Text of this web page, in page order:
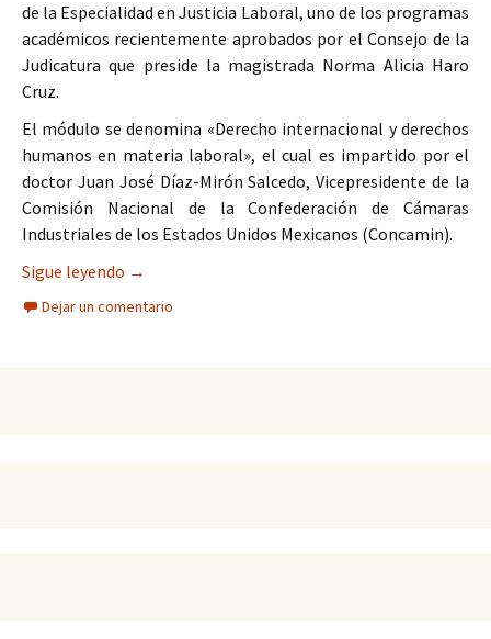
de la Especialidad en Justicia Laboral, uno de los programas
académicos recientemente aprobados por el Consejo de la
Judicatura que preside la magistrada Norma Alicia Haro
Cruz.
El módulo se denomina «Derecho internacional y derechos
humanos en materia laboral», el cual es impartido por el
doctor Juan José Díaz-Mirón Salcedo, Vicepresidente de la
Comisión Nacional de la Confederación de Cámaras
Industriales de los Estados Unidos Mexicanos (Concamin).
Sigue leyendo Inició el tercer módulo de la Especialidad en
→
Dejar un comentario